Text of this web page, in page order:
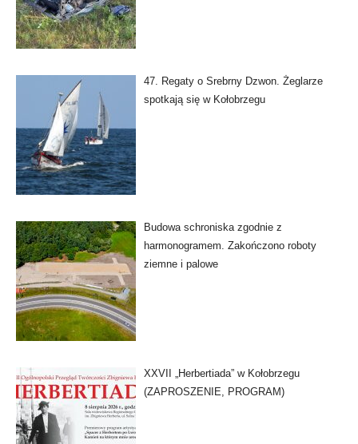
47. Regaty o Srebrny Dzwon. Żeglarze
spotkają się w Kołobrzegu
Budowa schroniska zgodnie z
harmonogramem. Zakończono roboty
ziemne i palowe
XXVII „Herbertiada” w Kołobrzegu
(ZAPROSZENIE, PROGRAM)